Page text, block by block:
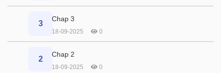
3
Chap 3
18-09-2025 0
2
Chap 2
18-09-2025 0